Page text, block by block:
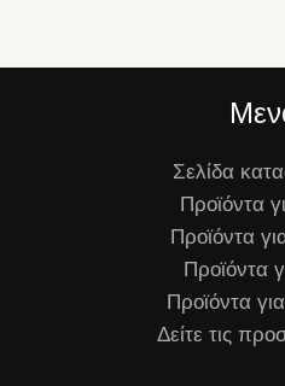
Σελίδα
Προϊόντα
Προϊόντα
Προϊόντα
Προϊόντα
Δείτε τις